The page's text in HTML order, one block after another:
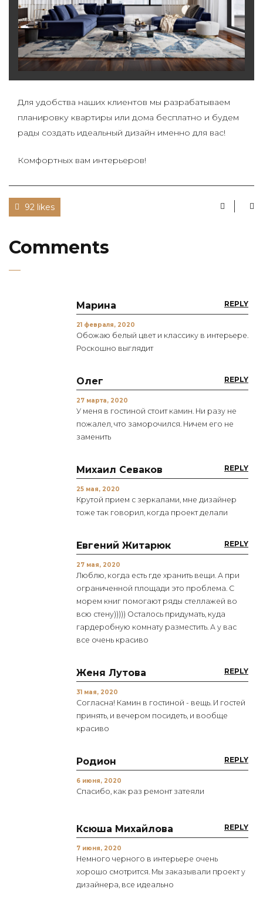
Для удобства наших клиентов мы разрабатываем
планировку квартиры или дома бесплатно и будем
рады создать идеальный дизайн именно для вас!
Комфортных вам интерьеров!
92 likes
Comments
REPLY
Марина
21 февраля, 2020
Обожаю белый цвет и классику в интерьере.
Роскошно выглядит
REPLY
Олег
27 марта, 2020
У меня в гостиной стоит камин. Ни разу не
пожалел, что заморочился. Ничем его не
заменить
REPLY
Михаил Севаков
25 мая, 2020
Крутой прием с зеркалами, мне дизайнер
тоже так говорил, когда проект делали
REPLY
Евгений Житарюк
27 мая, 2020
Люблю, когда есть где хранить вещи. А при
ограниченной площади это проблема. С
морем книг помогают ряды стеллажей во
всю стену))))) Осталось придумать, куда
гардеробную комнату разместить. А у вас
все очень красиво
REPLY
Женя Лутова
31 мая, 2020
Согласна! Камин в гостиной - вещь. И гостей
принять, и вечером посидеть, и вообще
красиво
REPLY
Родион
6 июня, 2020
Спасибо, как раз ремонт затеяли
REPLY
Ксюша Михайлова
7 июня, 2020
Немного черного в интерьере очень
хорошо смотрится. Мы заказывали проект у
дизайнера, все идеально